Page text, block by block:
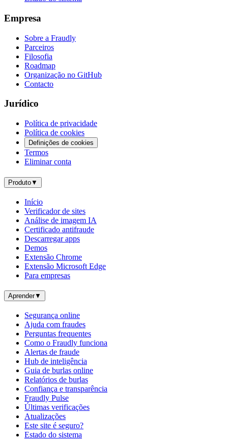
Empresa
Sobre a Fraudly
Parceiros
Filosofia
Roadmap
Organização no GitHub
Contacto
Jurídico
Política de privacidade
Política de cookies
Definições de cookies
Termos
Eliminar conta
Produto▼
Início
Verificador de sites
Análise de imagem IA
Certificado antifraude
Descarregar apps
Demos
Extensão Chrome
Extensão Microsoft Edge
Para empresas
Aprender▼
Segurança online
Ajuda com fraudes
Perguntas frequentes
Como o Fraudly funciona
Alertas de fraude
Hub de inteligência
Guia de burlas online
Relatórios de burlas
Confiança e transparência
Fraudly Pulse
Últimas verificações
Atualizações
Este site é seguro?
Estado do sistema